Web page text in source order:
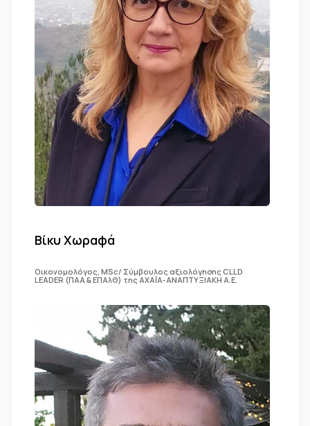
Bίκυ Χωραφά
Οικονομολόγος, MSc/ Σύμβουλος αξιολόγησης CLLD
LEADER (ΠΑΑ & ΕΠΑλΘ) της ΑΧΑΪΑ-ΑΝΑΠΤΥΞΙΑΚΗ Α.Ε.